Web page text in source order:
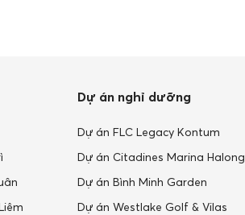
Dự án nghỉ dưỡng
Dự án FLC Legacy Kontum
Dự án Citadines Marina Halong
Dự án Bình Minh Garden
Dự án Westlake Golf & Vilas